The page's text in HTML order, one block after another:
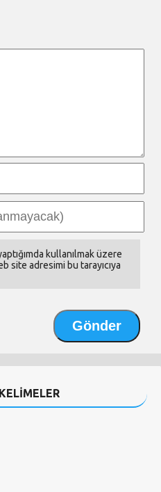
kullanılmak üzere
site adresimi bu tarayıcıya